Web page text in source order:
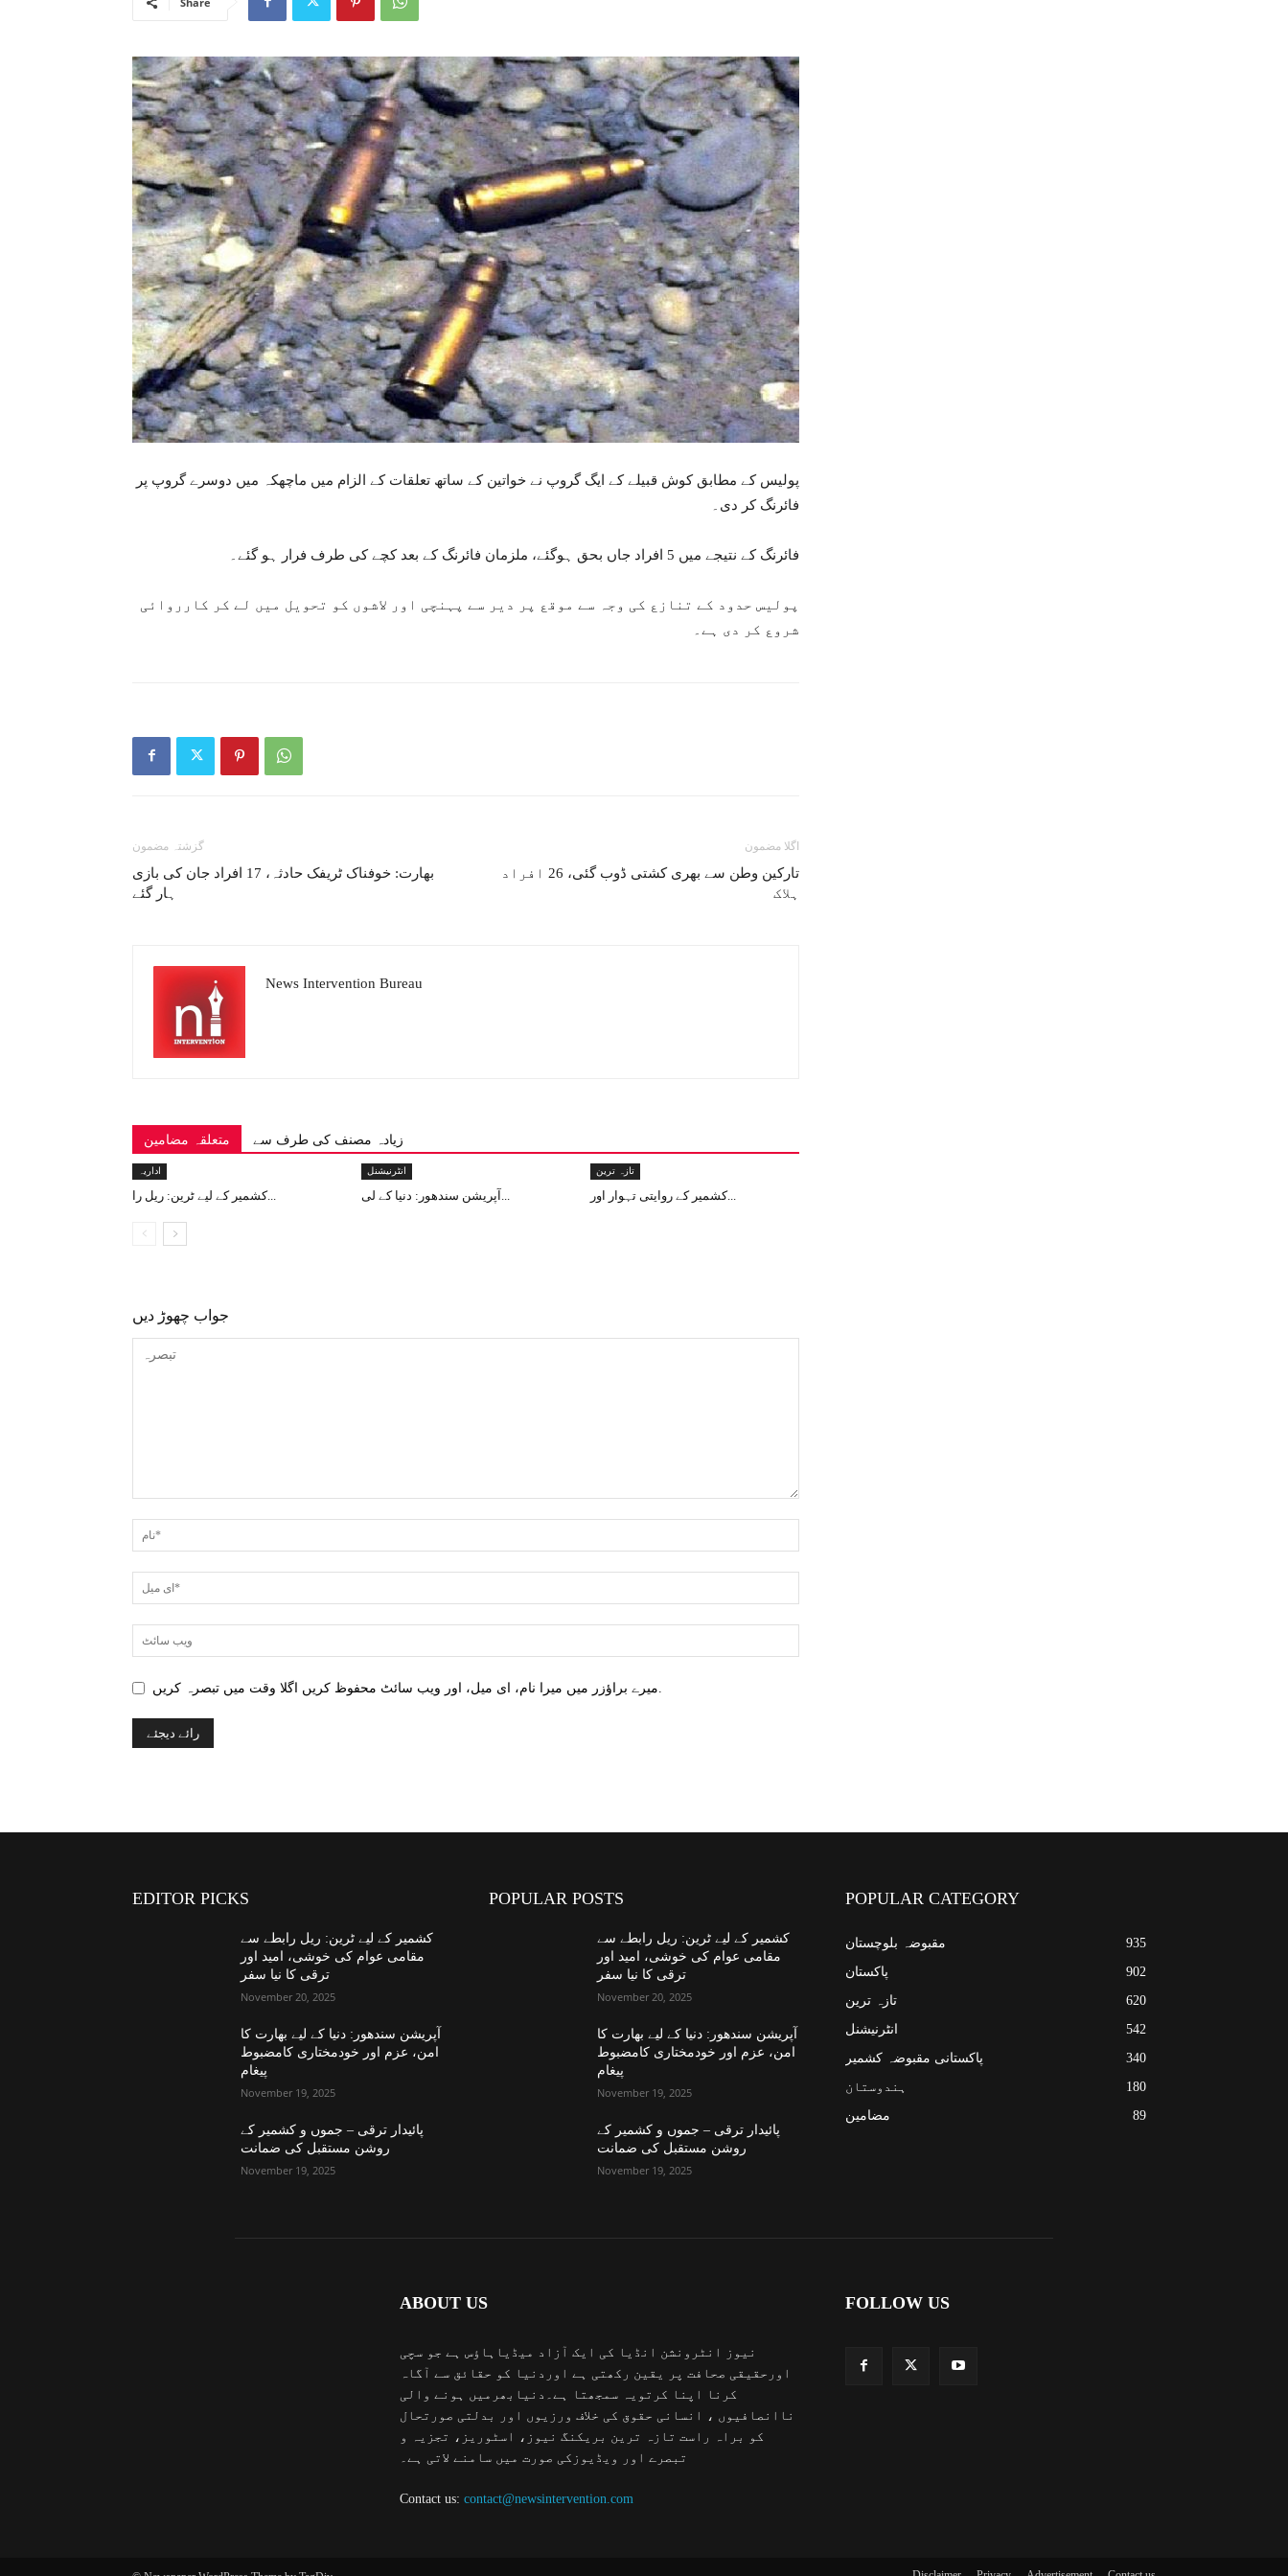
پولیس کے مطابق کوش قبیلے کے ایگ گروپ نے خواتین کے ساتھ تعلقات کے الزام میں ماچھکہ میں دوسرے گروپ پر
فائرنگ کر دی۔
فائرنگ کے نتیجے میں 5 افراد جاں بحق ہوگئے، ملزمان فائرنگ کے بعد کچے کی طرف فرار ہو گئے۔
پولیس حدود کے تنازع کی وجہ سے موقع پر دیر سے پہنچی اور لاشوں کو تحویل میں لے کر کارروائی
شروع کر دی ہے۔
گزشتہ مضمون
بھارت: خوفناک ٹریفک حادثہ، 17 افراد جان کی بازی
ہار گئے
اگلا مضمون
تارکین وطن سے بھری کشتی ڈوب گئی، 26 افراد
ہلاک
News Intervention Bureau
متعلقہ مضامین زیادہ مصنف کی طرف سے
اداریہ
کشمیر کے لیے ٹرین: ریل را...
انٹرنیشنل
آپریشن سندھور: دنیا کے لی...
تازہ ترین
کشمیر کے روایتی تہوار اور...
جواب چھوڑ دیں
میرے براؤزر میں میرا نام، ای میل، اور ویب سائٹ محفوظ کریں اگلا وقت میں تبصرہ کریں.
EDITOR PICKS
کشمیر کے لیے ٹرین: ریل رابطے سے
مقامی عوام کی خوشی، امید اور
ترقی کا نیا سفر
November 20, 2025
آپریشن سندھور: دنیا کے لیے بھارت کا
امن، عزم اور خودمختاری کامضبوط
پیغام
November 19, 2025
پائیدار ترقی – جموں و کشمیر کے
روشن مستقبل کی ضمانت
November 19, 2025
POPULAR POSTS
کشمیر کے لیے ٹرین: ریل رابطے سے
مقامی عوام کی خوشی، امید اور
ترقی کا نیا سفر
November 20, 2025
آپریشن سندھور: دنیا کے لیے بھارت کا
امن، عزم اور خودمختاری کامضبوط
پیغام
November 19, 2025
پائیدار ترقی – جموں و کشمیر کے
روشن مستقبل کی ضمانت
November 19, 2025
POPULAR CATEGORY
مقبوضہ بلوچستان
935
پاکستان
902
تازہ ترین
620
انٹرنیشنل
542
پاکستانی مقبوضہ کشمیر
340
ہندوستان
180
مضامین
89
ABOUT US
نیوز انٹرونشن انڈیا کی ایک آزاد میڈیاہاؤس ہے جو سچی
اورحقیقی صحافت پر یقین رکھتی ہے اوردنیا کو حقائق سے آگاہ
کرنا اپنا کرتویہ سمجھتا ہے۔دنیابھرمیں ہونے والی
ناانصافیوں ، انسانی حقوق کی خلاف ورزیوں اور بدلتی صورتحال
کو براہ راست تازہ ترین بریکنگ نیوز، اسٹوریز، تجزیہ و
تبصرے اور ویڈیوزکی صورت میں سامنے لاتی ہے۔
Contact us: contact@newsintervention.com
FOLLOW US